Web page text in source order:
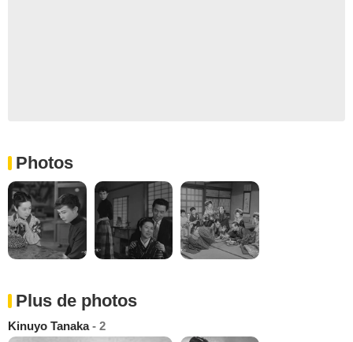
Photos
Plus de photos
Kinuyo Tanaka- 2